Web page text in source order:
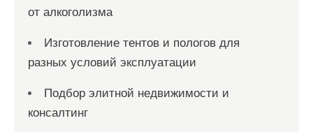
от алкоголизма
Изготовление тентов и пологов для
разных условий эксплуатации
Подбор элитной недвижимости и
консалтинг